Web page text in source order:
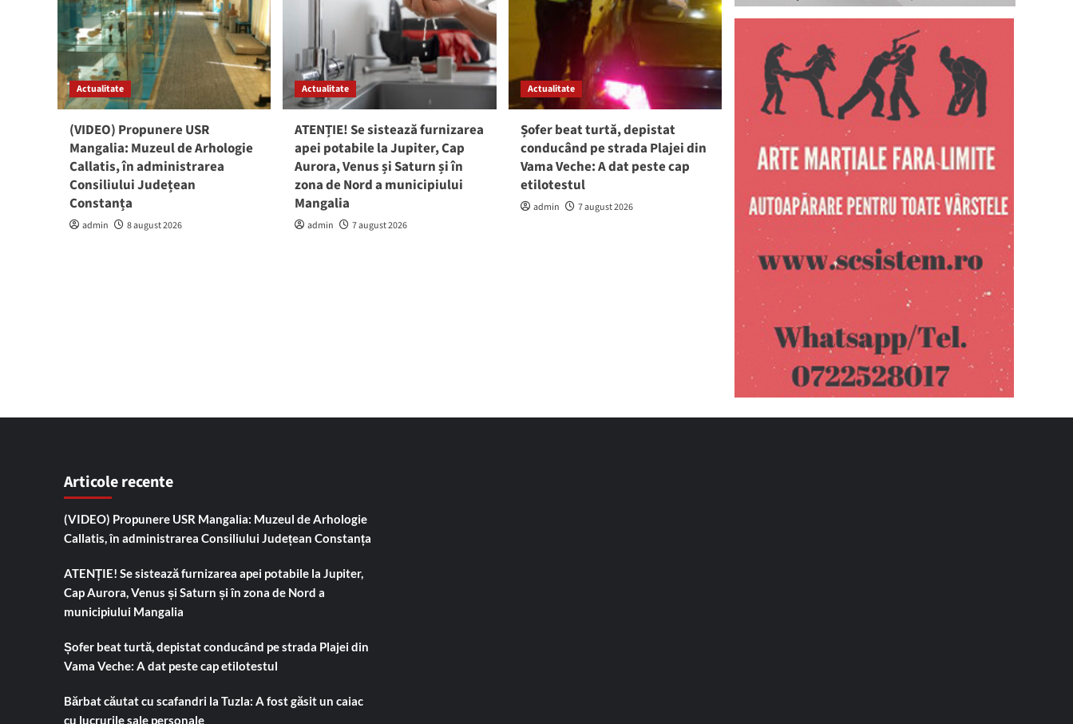
Actualitate
(VIDEO) Propunere USR
Mangalia: Muzeul de Arhologie
Callatis, în administrarea
Consiliului Județean
Constanța
admin 8 august 2026
Actualitate
ATENȚIE! Se sistează furnizarea
apei potabile la Jupiter, Cap
Aurora, Venus și Saturn și în
zona de Nord a municipiului
Mangalia
admin 7 august 2026
Actualitate
Șofer beat turtă, depistat
conducând pe strada Plajei din
Vama Veche: A dat peste cap
etilotestul
admin 7 august 2026
Articole recente
(VIDEO) Propunere USR Mangalia: Muzeul de Arhologie
Callatis, în administrarea Consiliului Județean Constanța
ATENȚIE! Se sistează furnizarea apei potabile la Jupiter,
Cap Aurora, Venus și Saturn și în zona de Nord a
municipiului Mangalia
Șofer beat turtă, depistat conducând pe strada Plajei din
Vama Veche: A dat peste cap etilotestul
Bărbat căutat cu scafandri la Tuzla: A fost găsit un caiac
cu lucrurile sale personale